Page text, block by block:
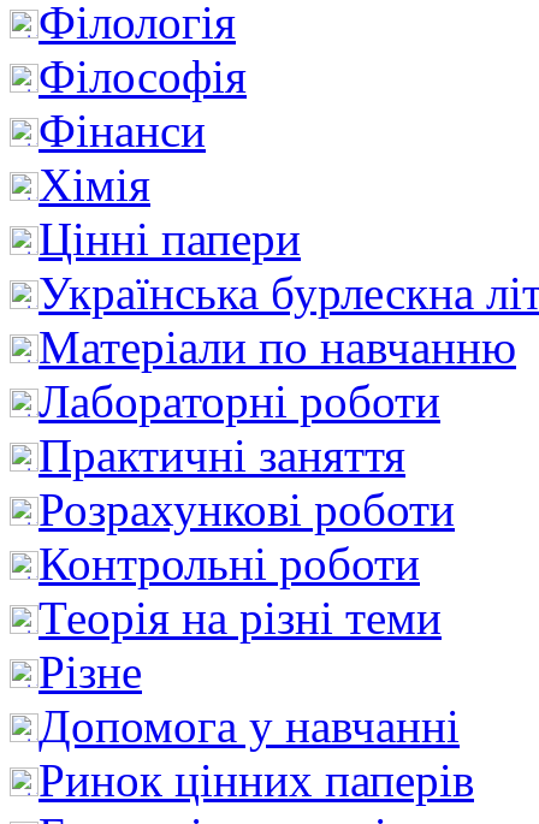
Філологія
Філософія
Фінанси
Хімія
Цінні папери
Українська бурлескна
Матеріали по навчанню
Лабораторні роботи
Практичні заняття
Розрахункові роботи
Контрольні роботи
Теорія на різні теми
Різне
Допомога у навчанні
Ринок цінних паперів